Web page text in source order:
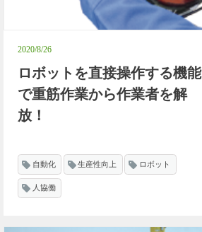
2020/8/26
ロボットを直接操作する機能
で重筋作業から作業者を解
放！
自動化 生産性向上 ロボット
人協働